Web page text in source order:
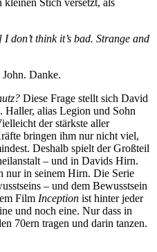
think it’s bad. Strange and
Danke.
Diese Frage stellt sich David
. Haller, alias Legion und Sohn
der stärkste aller
bringen ihm nur nicht viel,
Deshalb spielt der Großteil
– und in Davids Hirn.
nur in seinem Hirn. Die Serie
– und dem Bewusstsein
Film Inception ist hinter jeder
und noch eine. Nur dass in
70ern tragen und darin tanzen.